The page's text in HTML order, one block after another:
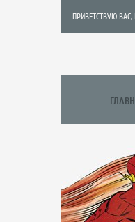
ПРИВЕТСТВУЮ ВАС,